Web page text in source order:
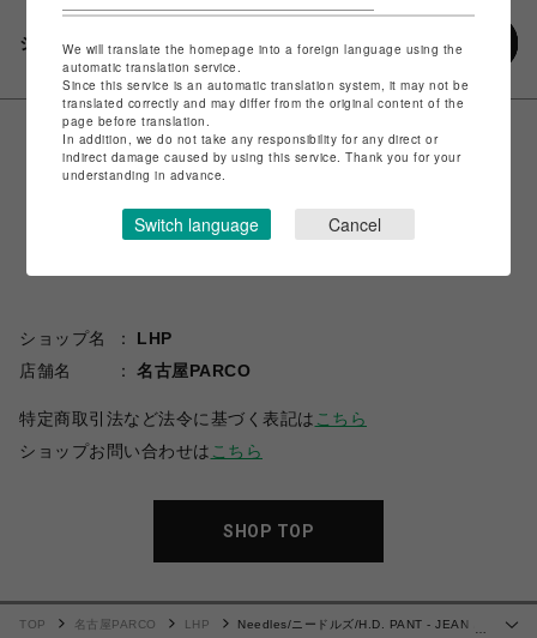
シェアする
ショップ名
LHP
店舗名
名古屋PARCO
特定商取引法など法令に基づく表記は こちら
ショップお問い合わせは こちら
SHOP TOP
…
TOP 名古屋PARCO LHP
Needles/ニードルズ/H.D. PANT - JEAN /
We will translate the homepage into a foreign language using the
automatic translation service.
Since this service is an automatic translation system, it may not be
translated correctly and may differ from the original content of the
page before translation.
In addition, we do not take any responsibility for any direct or
indirect damage caused by using this service. Thank you for your
understanding in advance.
Switch language Cancel